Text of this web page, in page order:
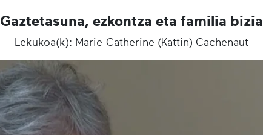
Gaztetasuna, ezkontza eta familia bizia
Lekukoa(k): Marie-Catherine (Kattin) Cachenaut